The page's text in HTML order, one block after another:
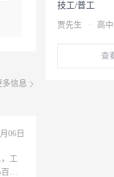
多信息
06日
工
技工/普工
贾先生 · 高
查